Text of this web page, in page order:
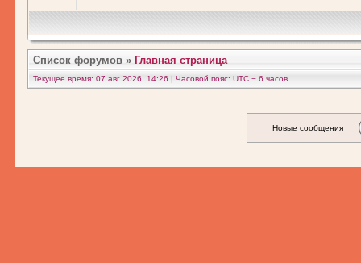
Список форумов » Главная страница
Текущее время: 07 авг 2026, 14:26 | Часовой пояс: UTC − 6 часов
Новые сообщения